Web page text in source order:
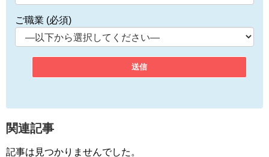
ご職業 (必須)
関連記事
記事は見つかりませんでした。